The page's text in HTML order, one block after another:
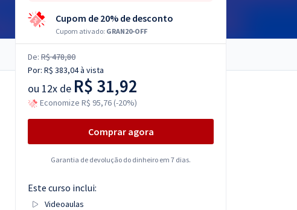
Cupom de 20% de desconto
Cupom ativado: GRAN20-OFF
De: R$ 478,80
Por: R$ 383,04à vista
ou 12x de R$ 31,92
Economize R$ 95,76 (-20%)
Comprar agora
Garantia de devolução do dinheiro em 7 dias.
Este curso inclui:
Videoaulas